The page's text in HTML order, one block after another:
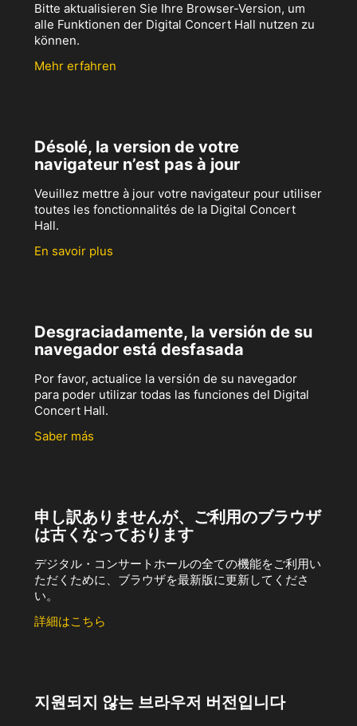
Bitte aktualisieren Sie Ihre Browser-Version, um
alle Funktionen der Digital Concert Hall nutzen zu
können.
Mehr erfahren
Désolé, la version de votre
navigateur n’est pas à jour
Veuillez mettre à jour votre navigateur pour utiliser
toutes les fonctionnalités de la Digital Concert
Hall.
En savoir plus
Desgraciadamente, la versión de su
navegador está desfasada
Por favor, actualice la versión de su navegador
para poder utilizar todas las funciones del Digital
Concert Hall.
Saber más
申し訳ありませんが、ご利用のブラウザ
は古くなっております
デジタル・コンサートホールの全ての機能をご利用い
ただくために、ブラウザを最新版に更新してくださ
い。
詳細はこちら
지원되지 않는 브라우저 버전입니다